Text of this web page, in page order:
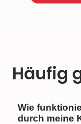
Häufig
Wie
durch meine